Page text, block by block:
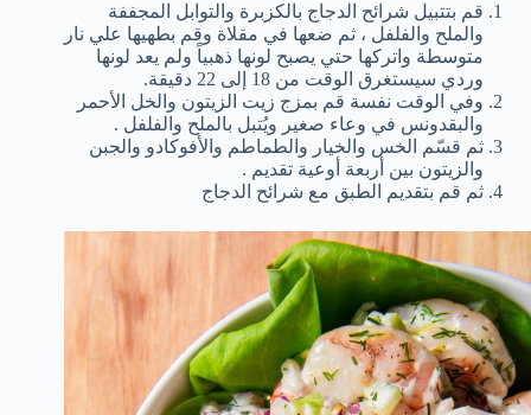
قم بتتبيل شرائح الدجاج بالكزبرة والتوابل المجففة
والملح والفلفل ، ثم ضعها في مقلاة وقم بطهيها علي نار
متوسطة واتركها حتي يصبح لونها ذهبياً ولم يعد لونها
وردي سيستغرق الوقت من 18 إلى 22 دقيقة.
وفي الوقت نفسة قم بمزج زيت الزيتون والخل الأحمر
والبقدونس في وعاء صغير ويُتبل بالملح والفلفل .
ثم قسّم الخس والخيار والطماطم والأفوكادو والجبن
والزيتون بين أربعة أوعية تقديم .
ثم قم بتقديم الطبق مع شرائح الدجاج